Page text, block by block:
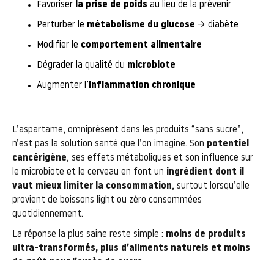
Favoriser la prise de poids au lieu de la prévenir
Perturber le métabolisme du glucose → diabète
Modifier le comportement alimentaire
Dégrader la qualité du microbiote
Augmenter l’ inflammation chronique
L’aspartame, omniprésent dans les produits “sans sucre”,
n’est pas la solution santé que l’on imagine. Son potentiel
cancérigène, ses effets métaboliques et son influence sur
le microbiote et le cerveau en font un ingrédient dont il
vaut mieux limiter la consommation, surtout lorsqu’elle
provient de boissons light ou zéro consommées
quotidiennement.
La réponse la plus saine reste simple : moins de produits
ultra-transformés, plus d’aliments naturels et moins